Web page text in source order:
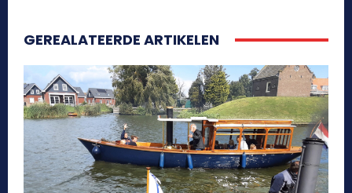
GEREALATEERDE ARTIKELEN